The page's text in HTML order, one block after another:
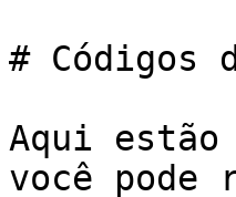
# Códigos
Aqui estão
você pode